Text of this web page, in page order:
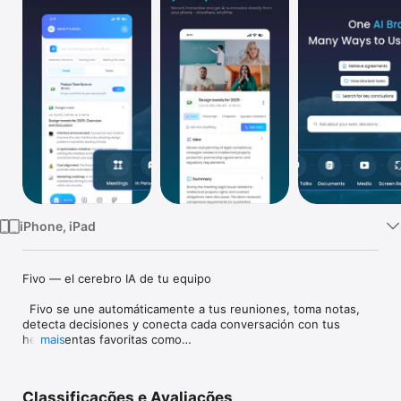
iPhone, iPad
Fivo — el cerebro IA de tu equipo
  Fivo se une automáticamente a tus reuniones, toma notas,
detecta decisiones y conecta cada conversación con tus
herramientas favoritas como
mais
Classificações e Avaliações